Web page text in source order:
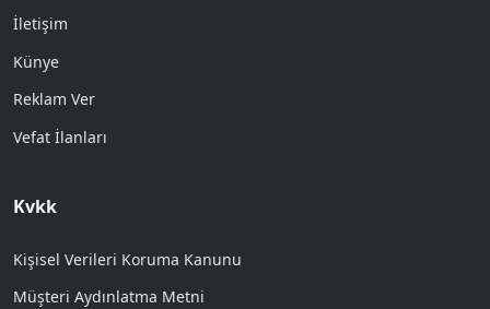
İletişim
Künye
Reklam Ver
Vefat İlanları
Kvkk
Kişisel Verileri Koruma Kanunu
Müşteri Aydınlatma Metni